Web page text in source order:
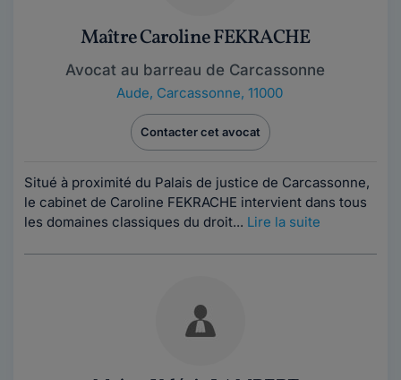
Maître Caroline FEKRACHE
Avocat au barreau de Carcassonne
Aude, Carcassonne, 11000
Contacter cet avocat
Situé à proximité du Palais de justice de Carcassonne,
le cabinet de Caroline FEKRACHE intervient dans tous
les domaines classiques du droit... Lire la suite